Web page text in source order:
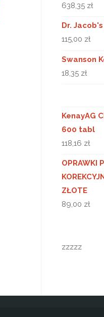
638,35 zł
Dr.
115,00 zł
Swanson
18,35 zł
KenayAG
600 tabl
118,16 zł
OPRAWKI
ZŁOTE
89,00 zł
zzzzz